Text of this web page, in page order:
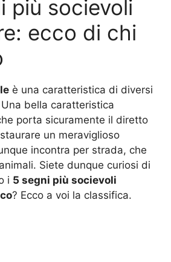
più socievoli
ecco di chi
è una caratteristica di diversi
Una bella caratteristica
porta sicuramente il diretto
un meraviglioso
incontra per strada, che
Siete dunque curiosi di
i 5 segni più socievoli
? Ecco a voi la classifica.